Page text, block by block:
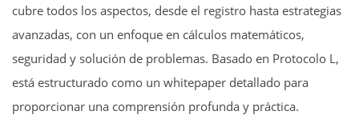
cubre todos los aspectos, desde el registro hasta estrategias
avanzadas, con un enfoque en cálculos matemáticos,
seguridad y solución de problemas. Basado en Protocolo L,
está estructurado como un whitepaper detallado para
proporcionar una comprensión profunda y práctica.